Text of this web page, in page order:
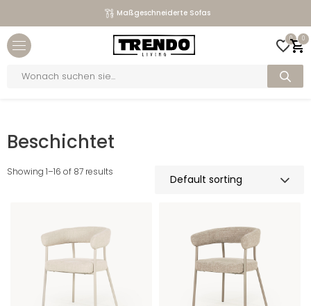
Maßgeschneiderte Sofas
0 0
search
Beschichtet
Showing 1–16 of 87 results